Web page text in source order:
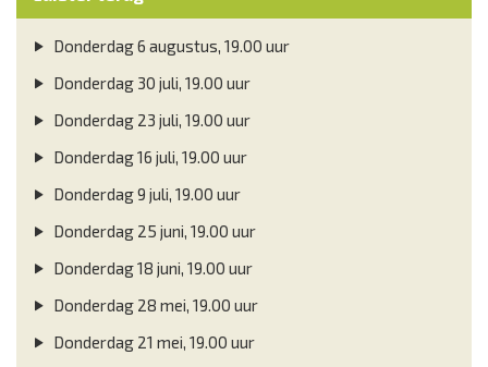
Donderdag 6 augustus, 19.00 uur
Donderdag 30 juli, 19.00 uur
Donderdag 23 juli, 19.00 uur
Donderdag 16 juli, 19.00 uur
Donderdag 9 juli, 19.00 uur
Donderdag 25 juni, 19.00 uur
Donderdag 18 juni, 19.00 uur
Donderdag 28 mei, 19.00 uur
Donderdag 21 mei, 19.00 uur